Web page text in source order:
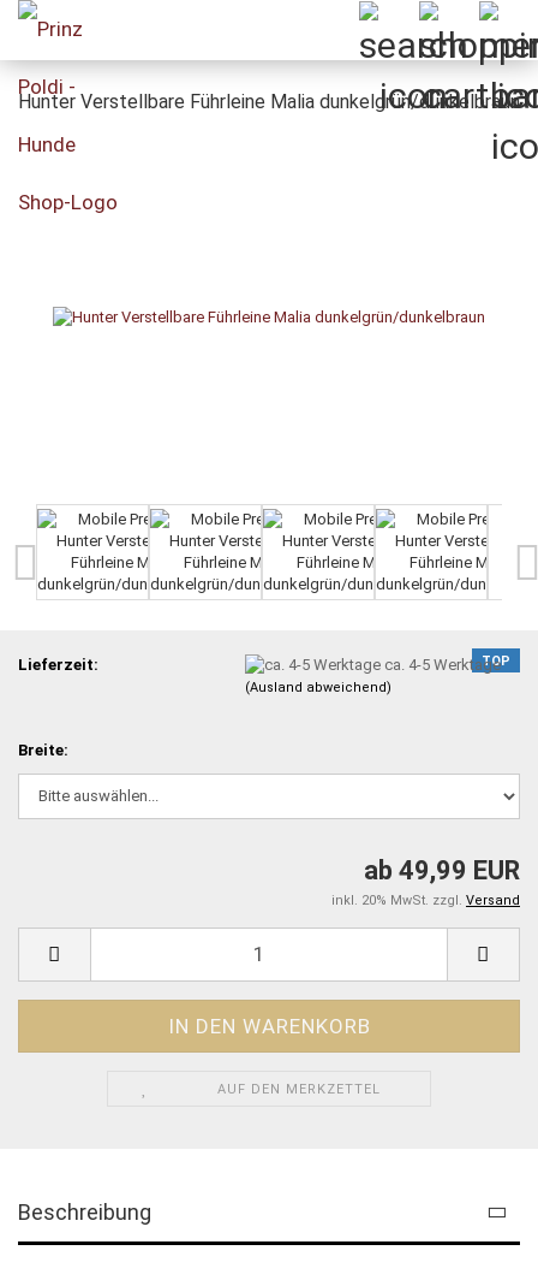
Hunter Verstellbare Führleine Malia dunkelgrün/dunkelbraun
TOP
Lieferzeit: ca. 4-5 Werktage
(Ausland abweichend)
Breite:
ab 49,99 EUR
inkl. 20% MwSt. zzgl. Versand
AUF DEN MERKZETTEL
Beschreibung